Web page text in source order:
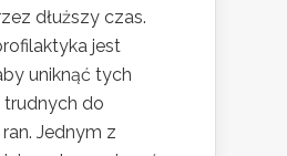
dłuższy czas.
jest
uniknąć tych
do
Jednym z